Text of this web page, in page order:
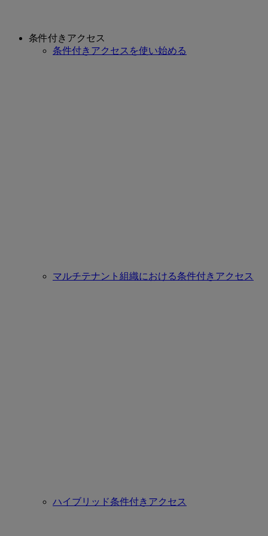
条件付きアクセス
条件付きアクセスを使い始める
マルチテナント組織における条件付きアクセス
ハイブリッド条件付きアクセス